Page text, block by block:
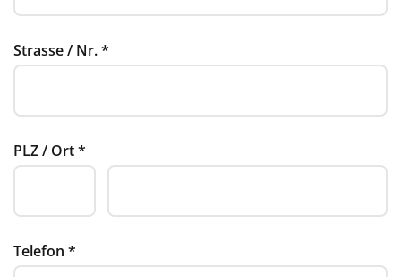
Strasse / Nr.*
PLZ / Ort*
Telefon *